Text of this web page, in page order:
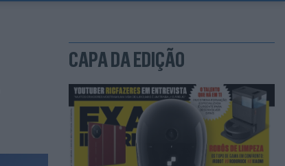
CAPA DA EDIÇÃO